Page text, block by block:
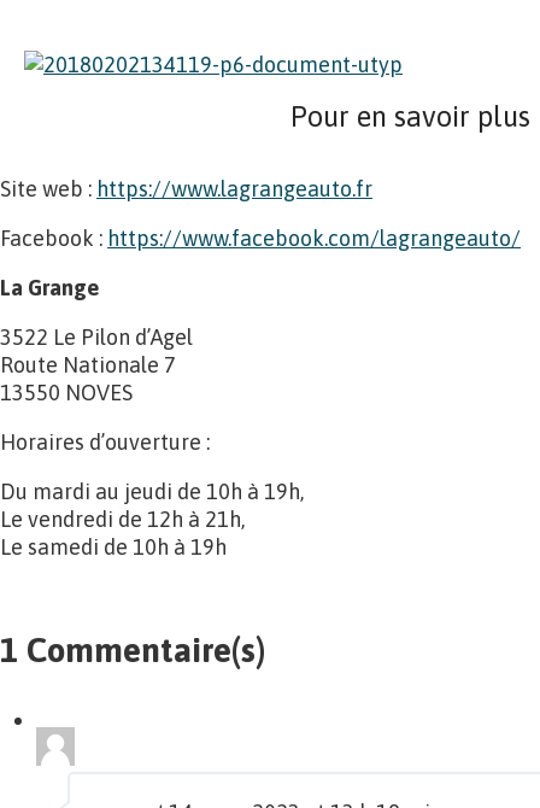
Pour en savoir plus
Site web : https://www.lagrangeauto.fr
Facebook : https://www.facebook.com/lagrangeauto/
La Grange
3522 Le Pilon d’Agel
Route Nationale 7
13550 NOVES
Horaires d’ouverture :
Du mardi au jeudi de 10h à 19h,
Le vendredi de 12h à 21h,
Le samedi de 10h à 19h
1 Commentaire(s)